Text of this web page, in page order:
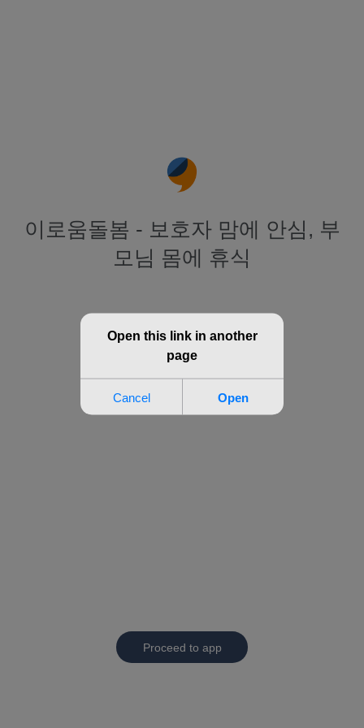
이로움돌봄 - 보호자 맘에 안심, 부
모님 몸에 휴식
Proceed to app